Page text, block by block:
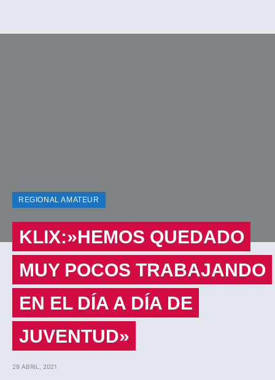
REGIONAL AMATEUR
KLIX:»HEMOS QUEDADO
MUY POCOS TRABAJANDO
EN EL DÍA A DÍA DE
JUVENTUD»
29 ABRIL, 2021